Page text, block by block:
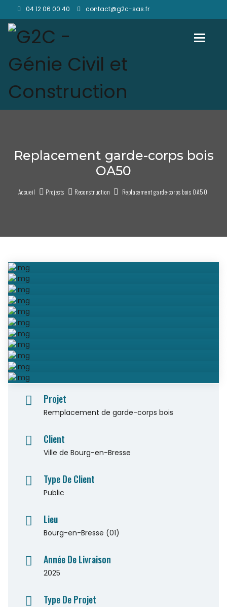
04 12 06 00 40 contact@g2c-sas.fr
Replacement garde-corps bois
OA50
Accueil Projects Reconstruction Replacement garde-corps bois OA50
Projet
Remplacement de garde-corps bois
Client
Ville de Bourg-en-Bresse
Type De Client
Public
Lieu
Bourg-en-Bresse (01)
Année De Livraison
2025
Type De Projet